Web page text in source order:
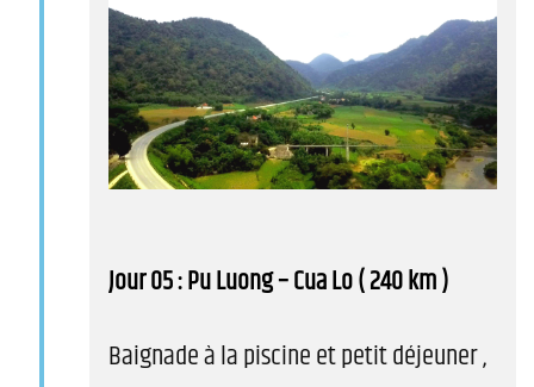
Jour 05 : Pu Luong – Cua Lo ( 240 km )
Baignade à la piscine et petit déjeuner ,